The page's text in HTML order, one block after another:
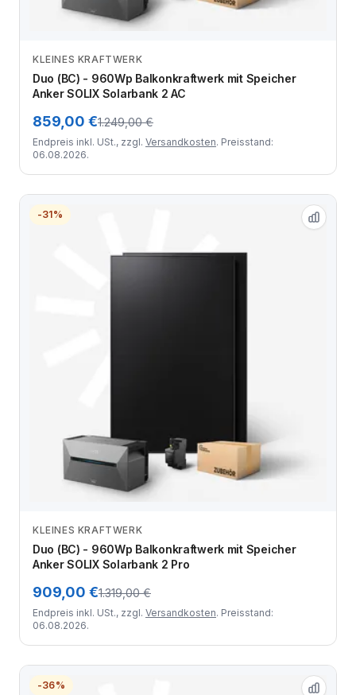
Zum Angebot
KLEINES KRAFTWERK
Duo (BC) - 960Wp Balkonkraftwerk mit Speicher
Anker SOLIX Solarbank 2 AC
859,00 €1.249,00 €
Endpreis inkl. USt., zzgl. Versandkosten. Preisstand:
06.08.2026.
-31%
Zum Angebot
KLEINES KRAFTWERK
Duo (BC) - 960Wp Balkonkraftwerk mit Speicher
Anker SOLIX Solarbank 2 Pro
909,00 €1.319,00 €
Endpreis inkl. USt., zzgl. Versandkosten. Preisstand:
06.08.2026.
-36%